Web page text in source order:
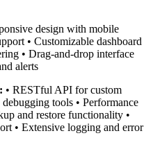
design with mobile
• Customizable dashboard
• Drag-and-drop interface
alerts
• RESTful API for custom
tools • Performance
and restore functionality •
• Extensive logging and error